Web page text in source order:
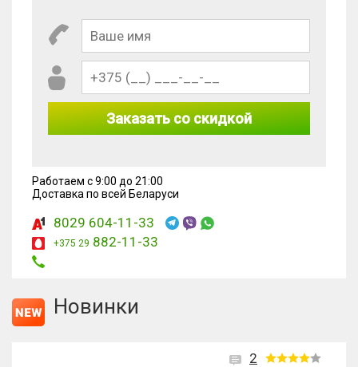
Заказать со скидкой
Работаем с 9:00 до 21:00
Доставка по всей Беларуси
8029 604-11-33
+375 29 882-11-33
Новинки
2